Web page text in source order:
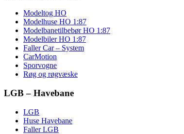
Modeltog HO
Modelhuse HO 1:87
Modelbanetilbebør HO 1:87
Modelbiler HO 1:87
Faller Car – System
CarMotion
Sporvogne
Røg og røgvæske
LGB – Havebane
LGB
Huse Havebane
Faller LGB